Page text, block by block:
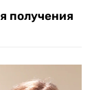
получения